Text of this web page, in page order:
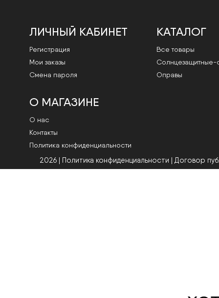
ЛИЧНЫЙ КАБИНЕТ
Регистрация
Мои заказы
Смена пароля
КАТАЛОГ
Все товары
Cолнцезащитные-
Оправы
О МАГАЗИНЕ
О нас
Контакты
Политика конфиденциальности
2026 | Политика конфиденциальности | Договор